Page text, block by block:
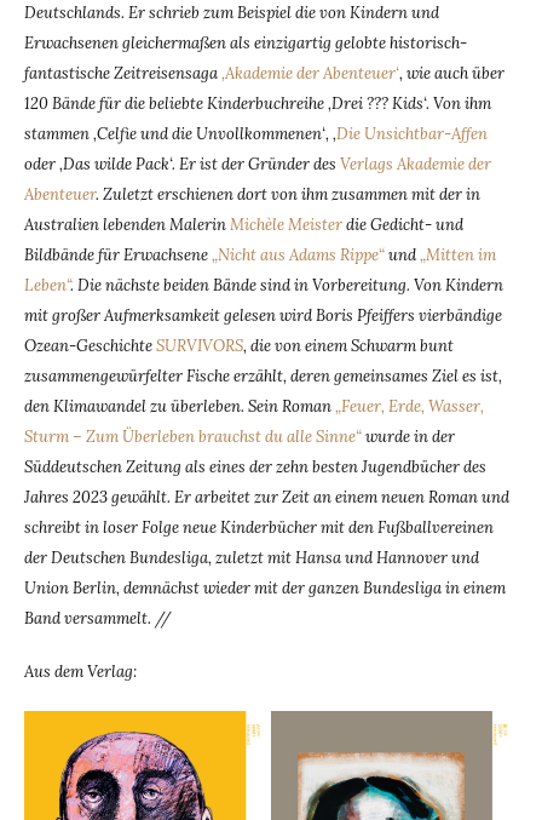
Deutschlands. Er schrieb zum Beispiel die von Kindern und
Erwachsenen gleichermaßen als einzigartig gelobte historisch-
fantastische Zeitreisensaga‚Akademie der Abenteuer‘, wie auch über
120 Bände für die beliebte Kinderbuchreihe ‚Drei ??? Kids‘. Von ihm
stammen ‚Celfie und die Unvollkommenen‘, ‚Die Unsichtbar-Affen
oder ‚Das wilde Pack‘. Er ist der Gründer des Verlags Akademie der
Abenteuer. Zuletzt erschienen dort von ihm zusammen mit der in
Australien lebenden MalerinMichèle Meisterdie Gedicht- und
Bildbände für Erwachsene„Nicht aus Adams Rippe“und„Mitten im
Leben“. Die nächste beiden Bände sind in Vorbereitung. Von Kindern
mit großer Aufmerksamkeit gelesen wird Boris Pfeiffers vierbändige
Ozean-GeschichteSURVIVORS, die von einem Schwarm bunt
zusammengewürfelter Fische erzählt, deren gemeinsames Ziel es ist,
den Klimawandel zu überleben. Sein Roman„Feuer, Erde, Wasser,
Sturm – Zum Überleben brauchst du alle Sinne“wurde in der
Süddeutschen Zeitung als eines der zehn besten Jugendbücher des
Jahres 2023 gewählt. Er arbeitet zur Zeit an einem neuen Roman und
schreibt in loser Folge neue Kinderbücher mit den Fußballvereinen
der Deutschen Bundesliga, zuletzt mit Hansa und Hannover und
Union Berlin, demnächst wieder mit der ganzen Bundesliga in einem
Band versammelt. //
Aus dem Verlag: